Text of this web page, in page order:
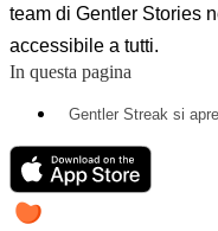
team di Gentler Stories
accessibile a tutti.
In questa pagina
Gentler Streak si